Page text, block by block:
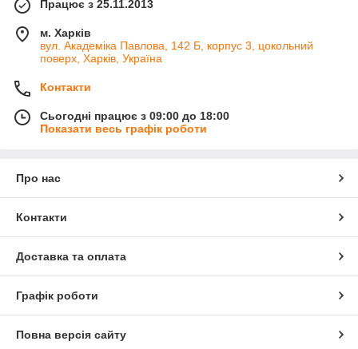
Працює з 25.11.2013
м. Харків
вул. Академіка Павлова, 142 Б, корпус 3, цокольний
поверх, Харків, Україна
Контакти
Сьогодні працює з 09:00 до 18:00
Показати весь графік роботи
Про нас
Контакти
Доставка та оплата
Графік роботи
Повна версія сайту